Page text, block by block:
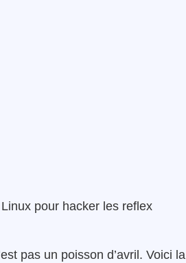
pour hacker les reflex
pas un poisson d’avril. Voici la